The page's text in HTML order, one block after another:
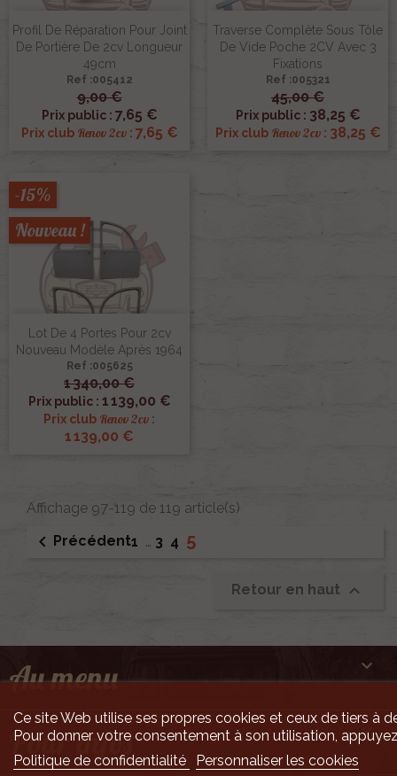
Profil De Réparation Pour Joint
De Portière De 2cv Longueur
49cm
Ref :005412
9,00 €
Prix public : 7,65 €
Prix club Renov 2cv: 7,65 €
Traverse Complète Sous Tôle
De Vide Poche 2CV Avec 3
Fixations
Ref :005321
45,00 €
Prix public : 38,25 €
Prix club Renov 2cv: 38,25 €
Lot De 4 Portes Pour 2cv
Nouveau Modèle Après 1964
Ref :005625
1 340,00 €
Prix public : 1 139,00 €
Prix club Renov 2cv :
1 139,00 €
-15%
Nouveau !
Affichage 97-119 de 119 article(s)
 Précédent1 … 3 4 5
Retour en haut 
Au menu 
Pour infos 
Ce site Web utilise ses propres cookies et ceux de tiers à
Pour donner votre consentement à son utilisation,
Politique de confidentialité
Personnaliser les cookies